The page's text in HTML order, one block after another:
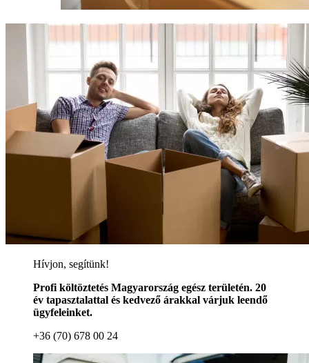
Hívjon, segítünk!
Profi költöztetés Magyarország egész területén. 20
év tapasztalattal és kedvező árakkal várjuk leendő
ügyfeleinket.
+36 (70) 678 00 24